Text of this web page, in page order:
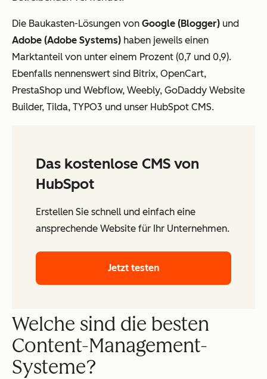
Die Baukasten-Lösungen von Google (Blogger) und
Adobe (Adobe Systems) haben jeweils einen
Marktanteil von unter einem Prozent (0,7 und 0,9).
Ebenfalls nennenswert sind Bitrix, OpenCart,
PrestaShop und Webflow, Weebly, GoDaddy Website
Builder, Tilda, TYPO3 und unser HubSpot CMS.
Das kostenlose CMS von
HubSpot
Erstellen Sie schnell und einfach eine
ansprechende Website für Ihr Unternehmen.
Jetzt testen
Welche sind die besten
Content-Management-
Systeme?